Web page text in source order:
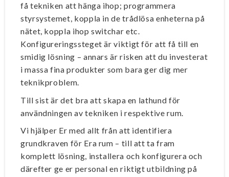
få tekniken att hänga ihop; programmera
styrsystemet, koppla in de trådlösa enheterna på
nätet, koppla ihop switchar etc.
Konfigureringssteget är viktigt för att få till en
smidig lösning – annars är risken att du investerat
i massa fina produkter som bara ger dig mer
teknikproblem.
Till sist är det bra att skapa en lathund för
användningen av tekniken i respektive rum.
Vi hjälper Er med allt från att identifiera
grundkraven för Era rum – till att ta fram
komplett lösning, installera och konfigurera och
därefter ge er personal en riktigt utbildning på